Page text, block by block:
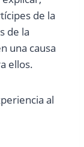
de la
de la
una causa
ellos.
al